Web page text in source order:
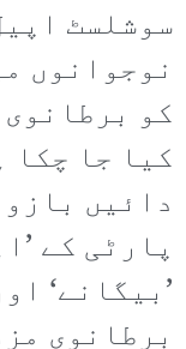
سوشلسٹ
نوجوانوں
کو
کیا جا چکا
دائیں
پارٹی کے
’بیگانے‘
برطانوی